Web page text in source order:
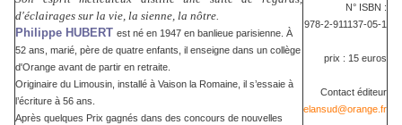
d'éclairages sur la vie, la sienne, la nôtre.
Philippe HUBERT est né en 1947 en banlieue parisienne. À
52 ans, marié, père de quatre enfants, il enseigne dans un collège
d'Orange avant de partir en retraite.
Originaire du Limousin, installé à Vaison la Romaine, il s’essaie à
l’écriture à 56 ans.
Après quelques Prix gagnés dans des concours de nouvelles
N° ISBN :
978-2-911137-05-1
prix : 15 euros
Contact éditeur
elansud@orange.fr